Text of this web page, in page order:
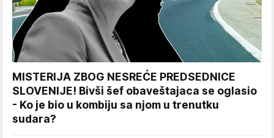
MISTERIJA ZBOG NESREĆE PREDSEDNICE
SLOVENIJE! Bivši šef obaveštajaca se oglasio
- Ko je bio u kombiju sa njom u trenutku
sudara?